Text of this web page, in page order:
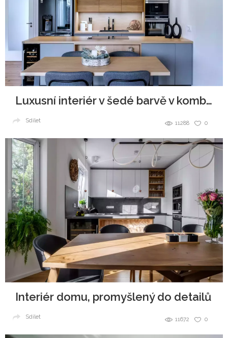
Luxusní interiér v šedé barvě v kombinaci se dřevem
0
11288
Sdílet
Interiér domu, promyšlený do detailů
0
11672
Sdílet